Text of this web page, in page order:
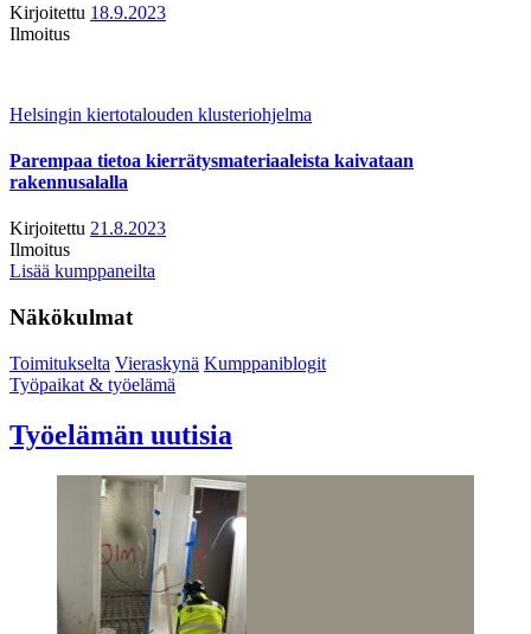
Kirjoitettu 18.9.2023
Ilmoitus
Helsingin kiertotalouden klusteriohjelma
Parempaa tietoa kierrätysmateriaaleista kaivataan
rakennusalalla
Kirjoitettu 21.8.2023
Ilmoitus
Lisää kumppaneilta
Näkökulmat
Toimitukselta Vieraskynä Kumppaniblogit
Työpaikat & työelämä
Työelämän uutisia